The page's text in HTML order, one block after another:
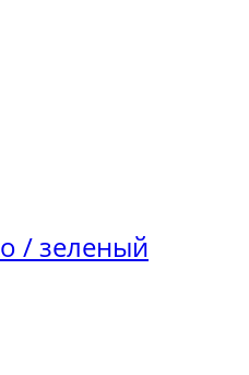
/ зеленый